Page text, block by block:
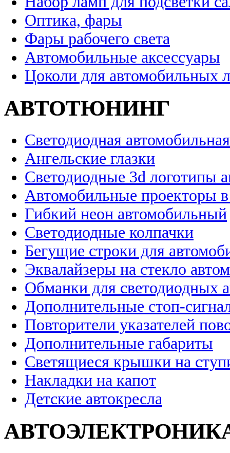
Оптика, фары
Фары рабочего света
Автомобильные аксессуары
Цоколи для автомобильных
АВТОТЮНИНГ
Светодиодная
Ангельские глазки
Светодиодные 3d логотипы
Автомобильные проекторы
Гибкий неон автомобильный
Светодиодные колпачки
Бегущие строки для
Эквалайзеры на стекло
Обманки для светодиодных
Дополнительные стоп-
Повторители указателей
Дополнительные габариты
Светящиеся крышки на
Накладки на капот
Детские автокресла